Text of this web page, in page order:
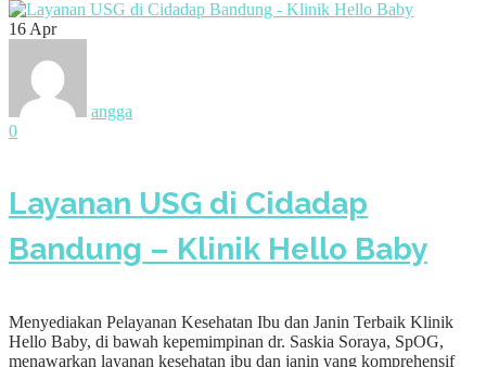
16 Apr
angga
0
Layanan USG di Cidadap
Bandung – Klinik Hello Baby
Menyediakan Pelayanan Kesehatan Ibu dan Janin Terbaik Klinik
Hello Baby, di bawah kepemimpinan dr. Saskia Soraya, SpOG,
menawarkan layanan kesehatan ibu dan janin yang komprehensif